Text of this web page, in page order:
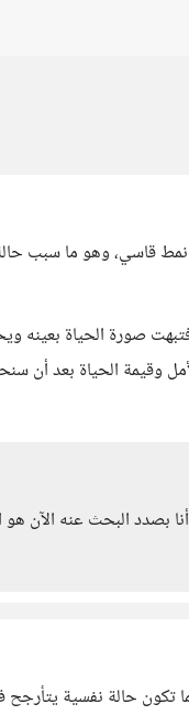
قاسي، وهو ما سبب حالة
صورة الحياة بعينه
الحياة بعد أن
بصدد البحث عنه الآن
تكون حالة نفسية يتأرجح